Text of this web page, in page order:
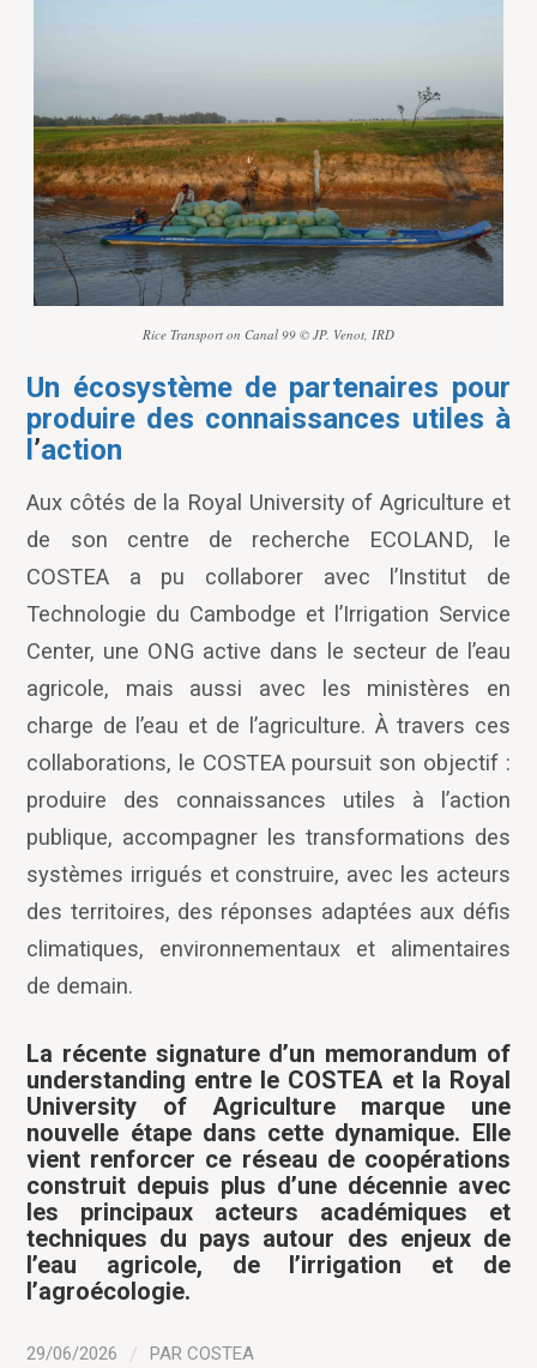
Rice Transport on Canal 99 © JP. Venot, IRD
Un écosystème de partenaires pour
produire des connaissances utiles à
l’action
Aux côtés de la Royal University of Agriculture et
de son centre de recherche ECOLAND, le
COSTEA a pu collaborer avec l’Institut de
Technologie du Cambodge et l’Irrigation Service
Center, une ONG active dans le secteur de l’eau
agricole, mais aussi avec les ministères en
charge de l’eau et de l’agriculture. À travers ces
collaborations, le COSTEA poursuit son objectif :
produire des connaissances utiles à l’action
publique, accompagner les transformations des
systèmes irrigués et construire, avec les acteurs
des territoires, des réponses adaptées aux défis
climatiques, environnementaux et alimentaires
de demain.
La récente signature d’un memorandum of
understanding entre le COSTEA et la Royal
University of Agriculture marque une
nouvelle étape dans cette dynamique. Elle
vient renforcer ce réseau de coopérations
construit depuis plus d’une décennie avec
les principaux acteurs académiques et
techniques du pays autour des enjeux de
l’eau agricole, de l’irrigation et de
l’agroécologie.
29/06/2026 / PARCOSTEA